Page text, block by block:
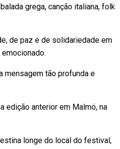
grega, canção italiana, folk
de paz e de solidariedade em
mensagem tão profunda e
edição anterior em Malmö, na
longe do local do festival,